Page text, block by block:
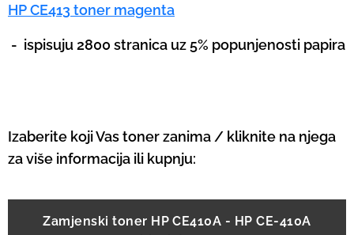
HP CE413 toner magenta
- ispisuju 2800 stranica uz 5% popunjenosti papira
Izaberite koji Vas toner zanima / kliknite na njega
za više informacija ili kupnju:
Zamjenski toner HP CE410A - HP CE-410A